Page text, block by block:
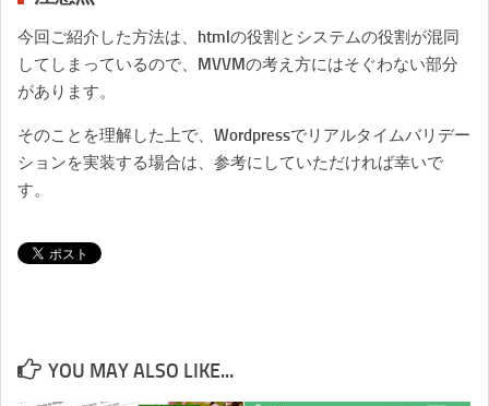
今回ご紹介した方法は、htmlの役割とシステムの役割が混同
してしまっているので、MVVMの考え方にはそぐわない部分
があります。
そのことを理解した上で、Wordpressでリアルタイムバリデー
ションを実装する場合は、参考にしていただければ幸いで
す。
YOU MAY ALSO LIKE...